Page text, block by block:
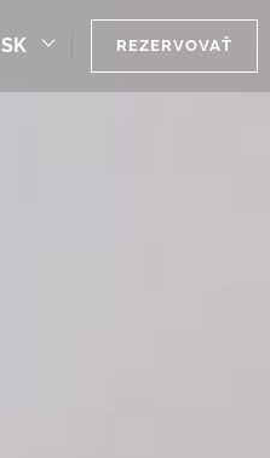
SK REZERVOVAŤ